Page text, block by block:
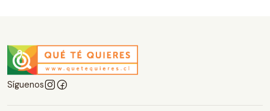
Síguenos